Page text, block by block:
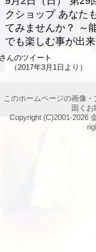
クショップ あなた
てみませんか？ ～
でも楽しむ事が出
んのツイート
（2017年3月1日より）
このホームページの画像
固くお
Copyright (C)2001-2026